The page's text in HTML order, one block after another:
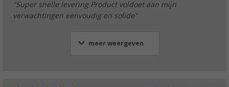
"Super snelle levering Product voldoet aan mijn
verwachtingen eenvoudig en solide"
meer weergeven